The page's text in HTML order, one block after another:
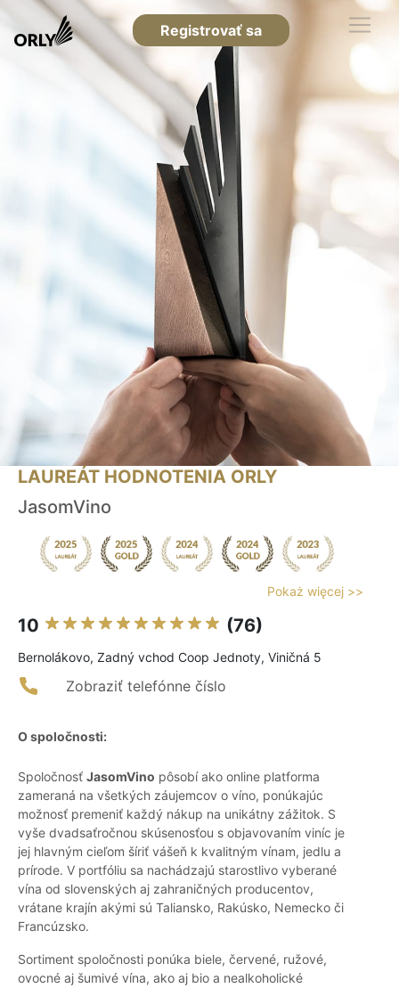
Registrovať sa
LAUREÁT HODNOTENIA ORLY
JasomVino
Pokaż więcej >>
10 (76)
Bernolákovo, Zadný vchod Coop Jednoty, Viničná 5
Zobraziť telefónne číslo
O spoločnosti:
Spoločnosť JasomVino pôsobí ako online platforma
zameraná na všetkých záujemcov o víno, ponúkajúc
možnosť premeniť každý nákup na unikátny zážitok. S
vyše dvadsaťročnou skúsenosťou s objavovaním viníc je
jej hlavným cieľom šíriť vášeň k kvalitným vínam, jedlu a
prírode. V portfóliu sa nachádzajú starostlivo vyberané
vína od slovenských aj zahraničných producentov,
vrátane krajín akými sú Taliansko, Rakúsko, Nemecko či
Francúzsko.
Sortiment spoločnosti ponúka biele, červené, ružové,
ovocné aj šumivé vína, ako aj bio a nealkoholické